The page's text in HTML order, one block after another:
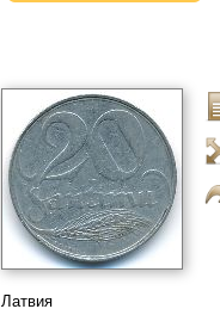
Латвия